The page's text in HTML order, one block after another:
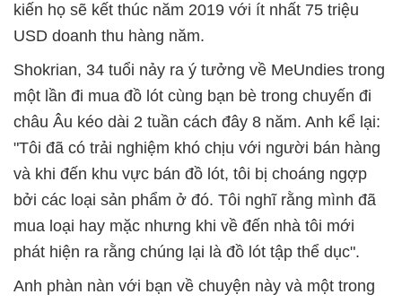
kiến họ sẽ kết thúc năm 2019 với ít nhất 75 triệu
USD doanh thu hàng năm.
Shokrian, 34 tuổi nảy ra ý tưởng về MeUndies trong
một lần đi mua đồ lót cùng bạn bè trong chuyến đi
châu Âu kéo dài 2 tuần cách đây 8 năm. Anh kể lại:
"Tôi đã có trải nghiệm khó chịu với người bán hàng
và khi đến khu vực bán đồ lót, tôi bị choáng ngợp
bởi các loại sản phẩm ở đó. Tôi nghĩ rằng mình đã
mua loại hay mặc nhưng khi về đến nhà tôi mới
phát hiện ra rằng chúng lại là đồ lót tập thể dục".
Anh phàn nàn với bạn về chuyện này và một trong